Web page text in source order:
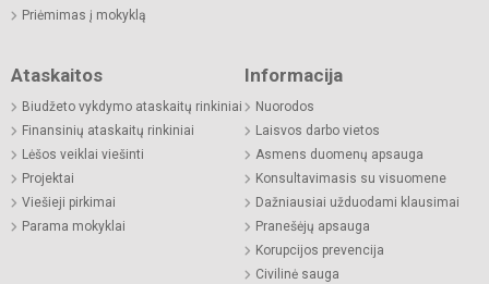
Priėmimas į mokyklą
Ataskaitos
Biudžeto vykdymo ataskaitų rinkiniai
Finansinių ataskaitų rinkiniai
Lėšos veiklai viešinti
Projektai
Viešieji pirkimai
Parama mokyklai
Informacija
Nuorodos
Laisvos darbo vietos
Asmens duomenų apsauga
Konsultavimasis su visuomene
Dažniausiai užduodami klausimai
Pranešėjų apsauga
Korupcijos prevencija
Civilinė sauga